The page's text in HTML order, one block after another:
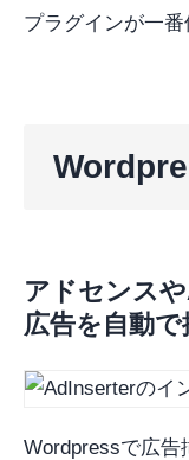
プラグインが一番
アドセンス
広告を自動で
Wordpressで広告